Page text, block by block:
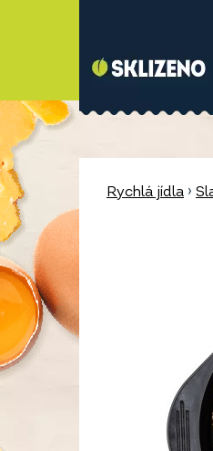
Rychlá jídla ›